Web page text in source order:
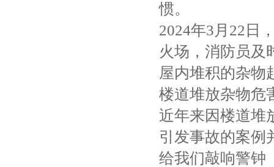
惯。
2024年3月22日
火场，消防员及
屋内堆积的杂物
楼道堆放杂物危
近年来因楼道堆
引发事故的案例
给我们敲响警钟